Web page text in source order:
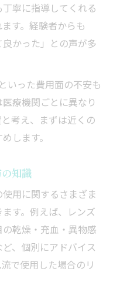
寧に指導してくれる
す。経験者からも
良かった」との声が多
いった費用面の不安も
療機関ごとに異なり
考え、まずは近くの
します。
知識
用に関するさまざま
す。例えば、レンズ
乾燥・充血・異物感
、個別にアドバイス
で使用した場合のリ